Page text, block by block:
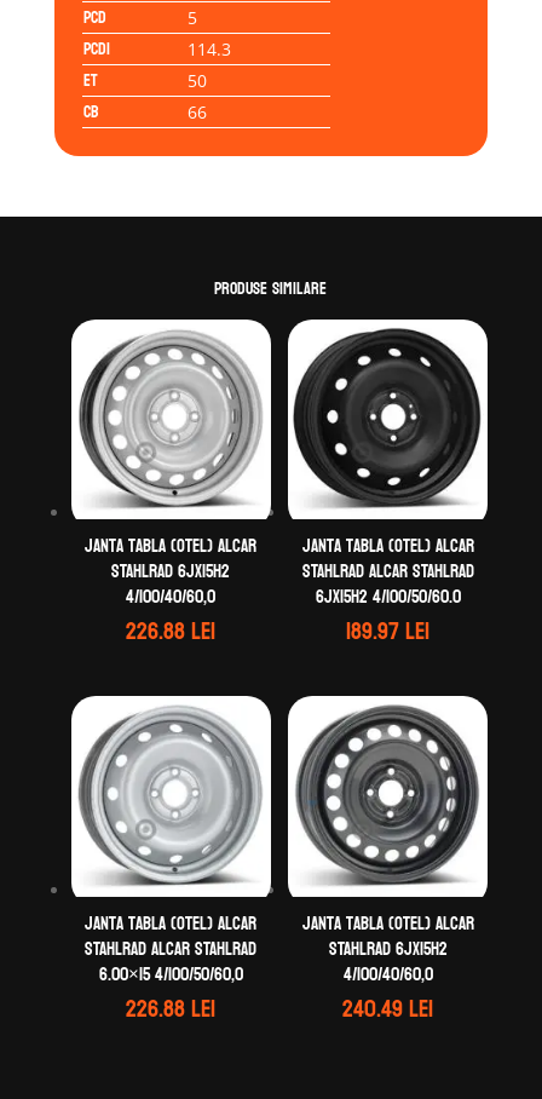
PCD
5
PCD1 114.3
ET 50
CB 66
Produse similare
Janta tabla (otel) ALCAR
STAHLRAD 6Jx15H2
4/100/40/60,0
226.88lei
Janta tabla (otel) ALCAR
STAHLRAD ALCAR STAHLRAD
6Jx15H2 4/100/50/60.0
189.97lei
Janta tabla (otel) ALCAR
STAHLRAD ALCAR STAHLRAD
6.00×15 4/100/50/60,0
226.88lei
Janta tabla (otel) ALCAR
STAHLRAD 6Jx15H2
4/100/40/60,0
240.49lei